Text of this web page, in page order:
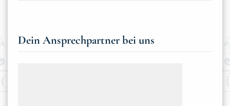
Dein Ansprechpartner bei uns